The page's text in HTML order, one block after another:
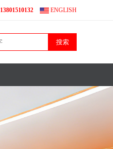
13801510132 ENGLISH
搜索